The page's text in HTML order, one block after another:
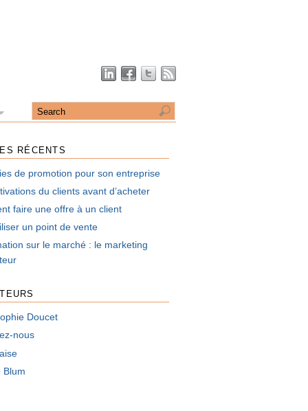
RÉCENTS
de promotion pour son entreprise
du clients avant d’acheter
faire une offre à un client
un point de vente
sur le marché : le marketing
Doucet
nous
Blum